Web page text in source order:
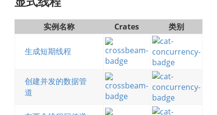
实例名称 Crates 类别
生成短期线程
创建并发的数据管
道